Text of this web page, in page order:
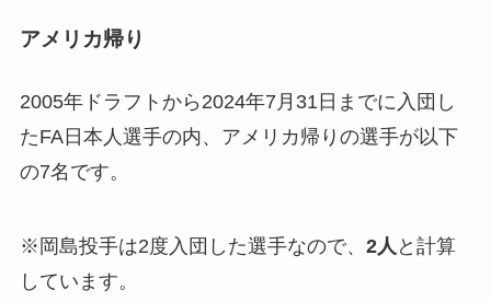
アメリカ帰り
2005年ドラフトから2024年7月31日までに入団し
たFA日本人選手の内、アメリカ帰りの選手が以下
の7名です。
※岡島投手は2度入団した選手なので、 2人 と計算
しています。